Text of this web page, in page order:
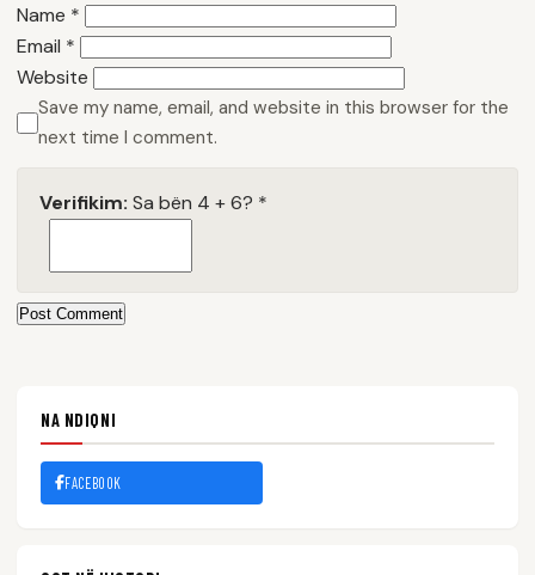
Name *
Email *
Website
Save my name, email, and website in this browser for the
next time I comment.
Verifikim: Sa bën 4 + 6? *
Post Comment
NA NDIQNI
FACEBOOK